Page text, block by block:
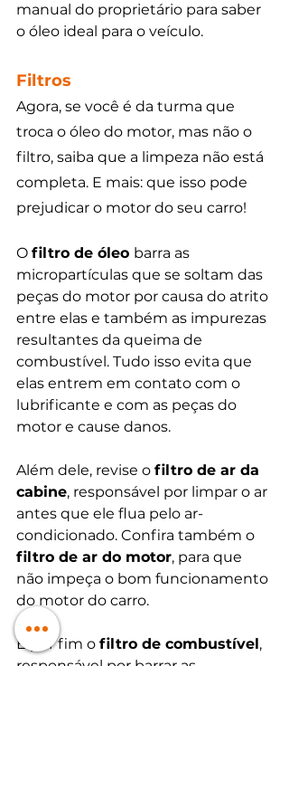
manual do proprietário para saber
o óleo ideal para o veículo.
Filtros
Agora, se você é da turma que
troca o óleo do motor, mas não o
filtro, saiba que a limpeza não está
completa. E mais: que isso pode
prejudicar o motor do seu carro!
O filtro de óleo barra as
micropartículas que se soltam das
peças do motor por causa do atrito
entre elas e também as impurezas
resultantes da queima de
combustível. Tudo isso evita que
elas entrem em contato com o
lubrificante e com as peças do
motor e cause danos.
Além dele, revise o filtro de ar da
cabine, responsável por limpar o ar
antes que ele flua pelo ar-
condicionado. Confira também o
filtro de ar do motor, para que
não impeça o bom funcionamento
do motor do carro.
E por fim o filtro de combustível,
responsável por barrar as